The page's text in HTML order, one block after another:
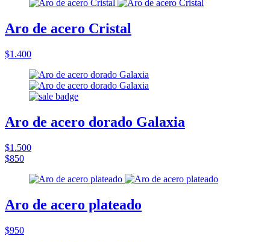
Aro de acero Cristal
$1.400
Aro de acero dorado Galaxia
$1.500
$850
Aro de acero plateado
$950